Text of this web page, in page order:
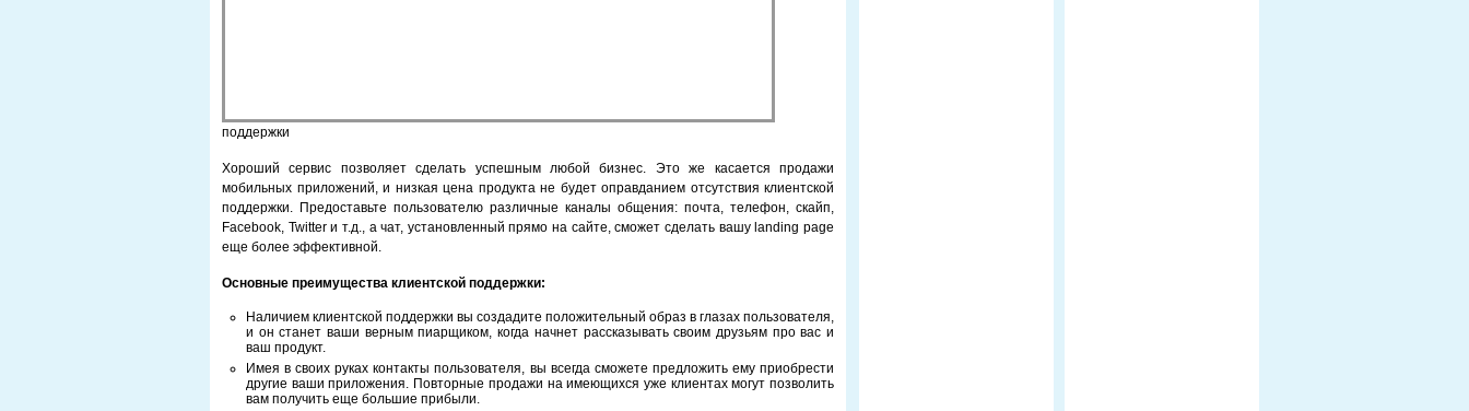
поддержки
Хороший сервис позволяет сделать успешным любой бизнес. Это же касается продажи
мобильных приложений, и низкая цена продукта не будет оправданием отсутствия клиентской
поддержки. Предоставьте пользователю различные каналы общения: почта, телефон, скайп,
Facebook, Twitter и т.д., а чат, установленный прямо на сайте, сможет сделать вашу landing page
еще более эффективной.
Основные преимущества клиентской поддержки:
Наличием клиентской поддержки вы создадите положительный образ в глазах пользователя,
и он станет ваши верным пиарщиком, когда начнет рассказывать своим друзьям про вас и
ваш продукт.
Имея в своих руках контакты пользователя, вы всегда сможете предложить ему приобрести
другие ваши приложения. Повторные продажи на имеющихся уже клиентах могут позволить
вам получить еще большие прибыли.